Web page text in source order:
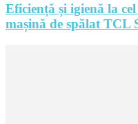
Eficiență și igienă la
mașină de spălat TCL